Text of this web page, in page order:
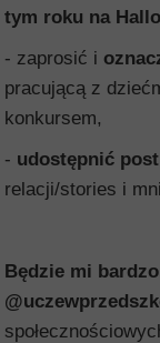
tym roku na
- zaprosić i
pracującą z
konkursem,
- udostępnić
relacji/stories i
Będzie mi